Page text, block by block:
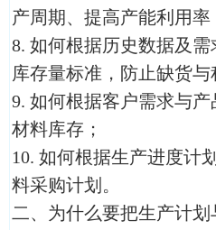
产周期、提高产能利用率
8. 如何根据历史数据及
库存量标准，防止缺货与
9. 如何根据客户需求与
材料库存；
10. 如何根据生产进度计
料采购计划。
二、为什么要把生产计